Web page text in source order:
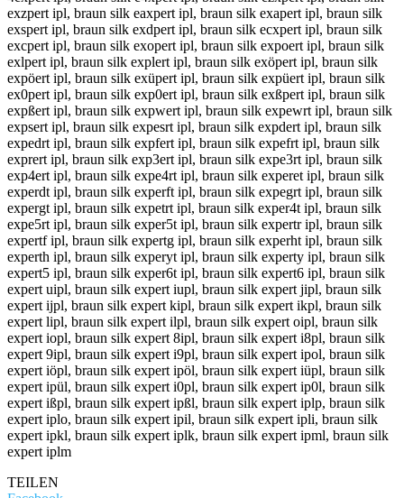
exzpert ipl, braun silk eaxpert ipl, braun silk exapert ipl, braun silk
exspert ipl, braun silk exdpert ipl, braun silk ecxpert ipl, braun silk
excpert ipl, braun silk exopert ipl, braun silk expoert ipl, braun silk
exlpert ipl, braun silk explert ipl, braun silk exöpert ipl, braun silk
expöert ipl, braun silk exüpert ipl, braun silk expüert ipl, braun silk
ex0pert ipl, braun silk exp0ert ipl, braun silk exßpert ipl, braun silk
expßert ipl, braun silk expwert ipl, braun silk expewrt ipl, braun silk
expsert ipl, braun silk expesrt ipl, braun silk expdert ipl, braun silk
expedrt ipl, braun silk expfert ipl, braun silk expefrt ipl, braun silk
exprert ipl, braun silk exp3ert ipl, braun silk expe3rt ipl, braun silk
exp4ert ipl, braun silk expe4rt ipl, braun silk experet ipl, braun silk
experdt ipl, braun silk experft ipl, braun silk expegrt ipl, braun silk
expergt ipl, braun silk expetrt ipl, braun silk exper4t ipl, braun silk
expe5rt ipl, braun silk exper5t ipl, braun silk expertr ipl, braun silk
expertf ipl, braun silk expertg ipl, braun silk experht ipl, braun silk
experth ipl, braun silk experyt ipl, braun silk experty ipl, braun silk
expert5 ipl, braun silk exper6t ipl, braun silk expert6 ipl, braun silk
expert uipl, braun silk expert iupl, braun silk expert jipl, braun silk
expert ijpl, braun silk expert kipl, braun silk expert ikpl, braun silk
expert lipl, braun silk expert ilpl, braun silk expert oipl, braun silk
expert iopl, braun silk expert 8ipl, braun silk expert i8pl, braun silk
expert 9ipl, braun silk expert i9pl, braun silk expert ipol, braun silk
expert iöpl, braun silk expert ipöl, braun silk expert iüpl, braun silk
expert ipül, braun silk expert i0pl, braun silk expert ip0l, braun silk
expert ißpl, braun silk expert ipßl, braun silk expert iplp, braun silk
expert iplo, braun silk expert ipil, braun silk expert ipli, braun silk
expert ipkl, braun silk expert iplk, braun silk expert ipml, braun silk
expert iplm
TEILEN